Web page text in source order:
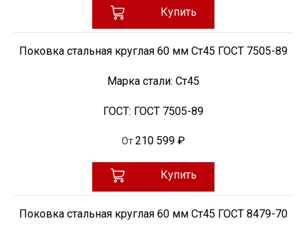
Купить
Поковка стальная круглая 60 мм Ст45 ГОСТ 7505-89
Марка стали: Ст45
ГОСТ: ГОСТ 7505-89
От 210 599 ₽
Купить
Поковка стальная круглая 60 мм Ст45 ГОСТ 8479-70